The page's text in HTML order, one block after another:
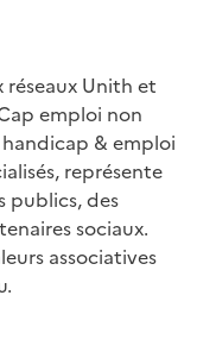
réseaux Unith et
emploi non
& emploi
représente
publics, des
sociaux.
associatives